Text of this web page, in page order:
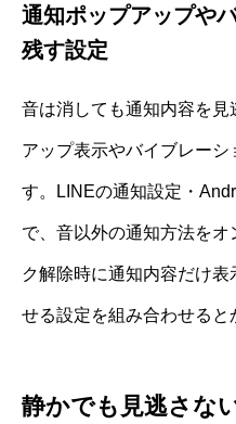
通知ポップアップや
残す設定
音は消しても通知内容を
アップ表示やバイブレー
す。LINEの通知設定・
で、音以外の通知方法を
ク解除時に通知内容だけ
せる設定を組み合わせると
静かでも見逃さな